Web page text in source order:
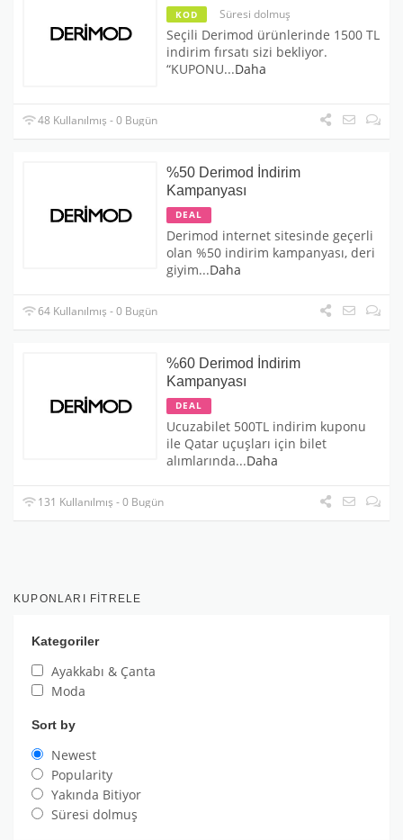
KOD Süresi dolmuş
Seçili Derimod ürünlerinde 1500 TL
indirim fırsatı sizi bekliyor.
“KUPONU...Daha
48 Kullanılmış - 0 Bugün
%50 Derimod İndirim
Kampanyası
DEAL
Derimod internet sitesinde geçerli
olan %50 indirim kampanyası, deri
giyim...Daha
64 Kullanılmış - 0 Bugün
%60 Derimod İndirim
Kampanyası
DEAL
Ucuzabilet 500TL indirim kuponu
ile Qatar uçuşları için bilet
alımlarında...Daha
131 Kullanılmış - 0 Bugün
KUPONLARI FITRELE
Kategoriler
Ayakkabı & Çanta
Moda
Sort by
Newest
Popularity
Yakında Bitiyor
Süresi dolmuş